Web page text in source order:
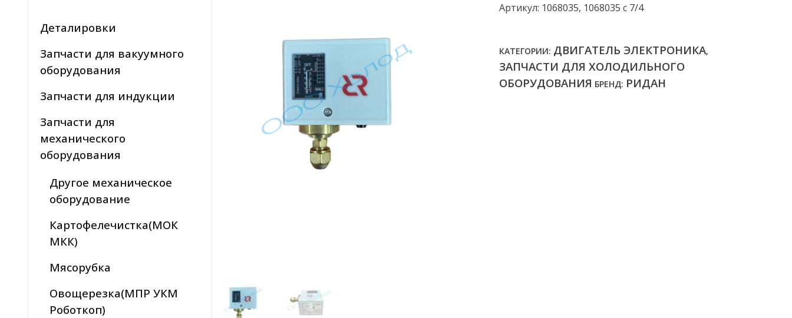
Артикул: 1068035, 1068035 с 7/4
КАТЕГОРИИ: ДВИГАТЕЛЬ ЭЛЕКТРОНИКА,
ЗАПЧАСТИ ДЛЯ ХОЛОДИЛЬНОГО
ОБОРУДОВАНИЯ БРЕНД: РИДАН
Деталировки
Запчасти для вакуумного
оборудования
Запчасти для индукции
Запчасти для
механического
оборудования
Другое механическое
оборудование
Картофелечистка(МОК
МКК)
Мясорубка
Овощерезка(МПР УКМ
Роботкоп)